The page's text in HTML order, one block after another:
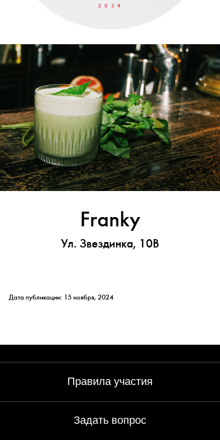
Franky
Ул. Звездинка, 10В
Дата публикации: 15 ноября, 2024
Правила участия
Задать вопрос